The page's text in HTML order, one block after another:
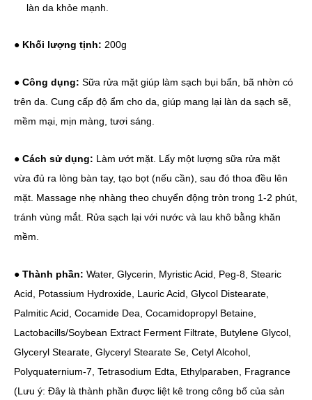
làn da khỏe mạnh.
● Khối lượng tịnh: 200g
● Công dụng: Sữa rửa mặt giúp làm sạch bụi bẩn, bã nhờn có
trên da. Cung cấp độ ẩm cho da, giúp mang lại làn da sạch sẽ,
mềm mại, mịn màng, tươi sáng.
● Cách sử dụng: Làm ướt mặt. Lấy một lượng sữa rửa mặt
vừa đủ ra lòng bàn tay, tạo bọt (nếu cần), sau đó thoa đều lên
mặt. Massage nhẹ nhàng theo chuyển động tròn trong 1-2 phút,
tránh vùng mắt. Rửa sạch lại với nước và lau khô bằng khăn
mềm.
● Thành phần: Water, Glycerin, Myristic Acid, Peg-8, Stearic
Acid, Potassium Hydroxide, Lauric Acid, Glycol Distearate,
Palmitic Acid, Cocamide Dea, Cocamidopropyl Betaine,
Lactobacills/Soybean Extract Ferment Filtrate, Butylene Glycol,
Glyceryl Stearate, Glyceryl Stearate Se, Cetyl Alcohol,
Polyquaternium-7, Tetrasodium Edta, Ethylparaben, Fragrance
(Lưu ý: Đây là thành phần được liệt kê trong công bố của sản